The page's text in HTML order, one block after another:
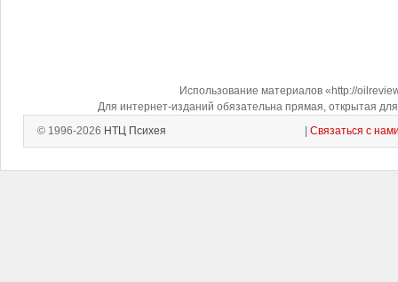
Использование материалов «http://
Для интернет-изданий обязательна прямая, открытая
© 1996-2026 НТЦ Психея Связаться с